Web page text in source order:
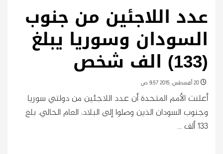
عدد اللاجئين من جنوب
السودان وسوريا يبلغ
(133) الف شخص
أعلنت الأمم المتحدة أن عدد اللاجئين من دولتي سوريا
وجنوب السودان الذين وصلوا إلى البلاد، العام الحالي، بلغ
133 ألف …